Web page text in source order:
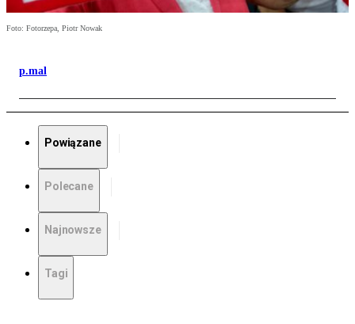
Foto: Fotorzepa, Piotr Nowak
p.mal
Powiązane
Polecane
Najnowsze
Tagi